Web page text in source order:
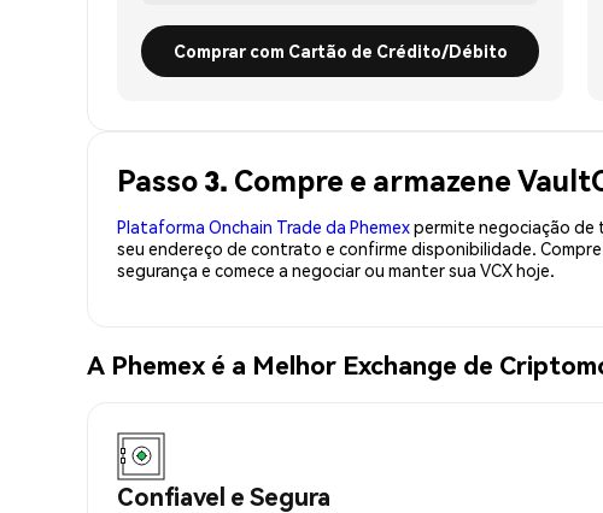
Comprar com Cartão de Crédito/Débito
Passo 3. Compre e armazene
Plataforma Onchain Trade da Phemexpermite negociação de
seu endereço de contrato e confirme disponibilidade. Compre
segurança e comece a negociar ou manter sua VCX hoje.
A Phemex é a Melhor Exchange de
Confiavel e Segura